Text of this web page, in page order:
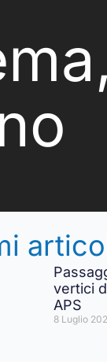
vertici
APS
8 Luglio